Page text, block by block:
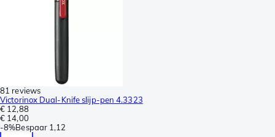
81 reviews
Victorinox Dual-Knife slijp-pen 4.3323
€ 12,88
€ 14,00
-8%Bespaar 1,12